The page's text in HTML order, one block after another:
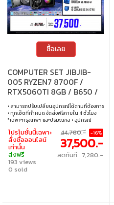
ซื้อเลย
COMPUTER SET JIBJIB-
005 RYZEN7 8700F /
RTX5060TI 8GB / B650 /
16GB DDR5 / M.2 1TB
• สามารถปรับเปลี่ยนอุปกรณ์ได้ตามที่ต้องการ
• ทุกเซ็ตที่กำหนด จัดส่งฟรีภายใน 4 ชั่วโมง
*เฉพาะกรุงเทพฯ และปริมณฑล • อุปกรณ์
คอมพิวเตอร์เสียภายใน 30 วัน นับจากวันซื้อ
เปลี่ยนอุปกรณ์คอมพิวเตอร์ใหม่ให้ทันที
ภายใน 24 ชั่วโมง เฉพาะซื้อผ่าน JIB Online
เท่านั้น (เงื่อนไขเป็นไปตามที่กำหนด) • ผ่อน
สบายๆ 0% นาน 10 เดือน ทุกเซ็ต • บริการ
ซ่อมและตรวจเช็คอาการ ฟรี! ได้ที่เจไอบีกว่า 140
สาขา ทั่วประเทศ
โปรโมชั่นนี้เฉพาะ
สั่งซื้อออนไลน์
เท่านั้น
ส่งฟรี
193 views
0 sold
44,780.- -16%
37,500.-
ลดทันที 7,280.-